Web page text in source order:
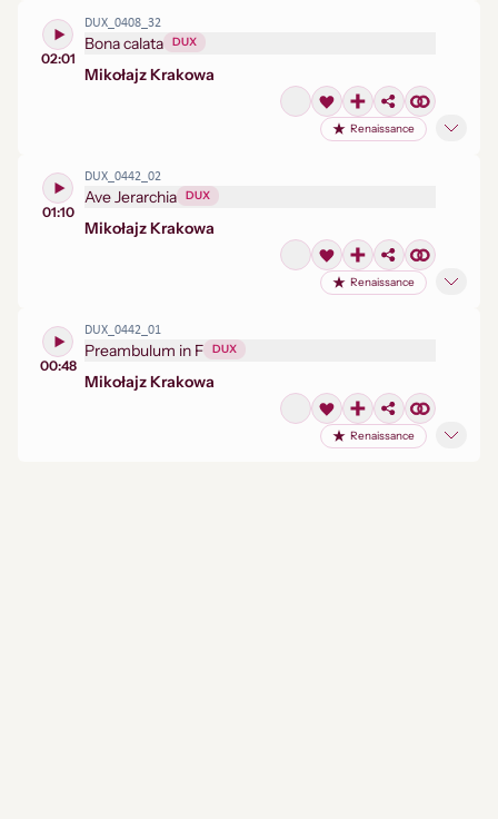
02:01
DUX_0408_32
Bona calata DUX
Mikołajz Krakowa
Renaissance
01:10
DUX_0442_02
Ave Jerarchia DUX
Mikołajz Krakowa
Renaissance
00:48
DUX_0442_01
Preambulum in F DUX
Mikołajz Krakowa
Renaissance